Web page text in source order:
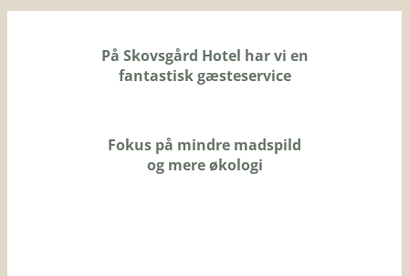
På Skovsgård Hotel har vi en
fantastisk gæsteservice
Fokus på mindre madspild
og mere økologi